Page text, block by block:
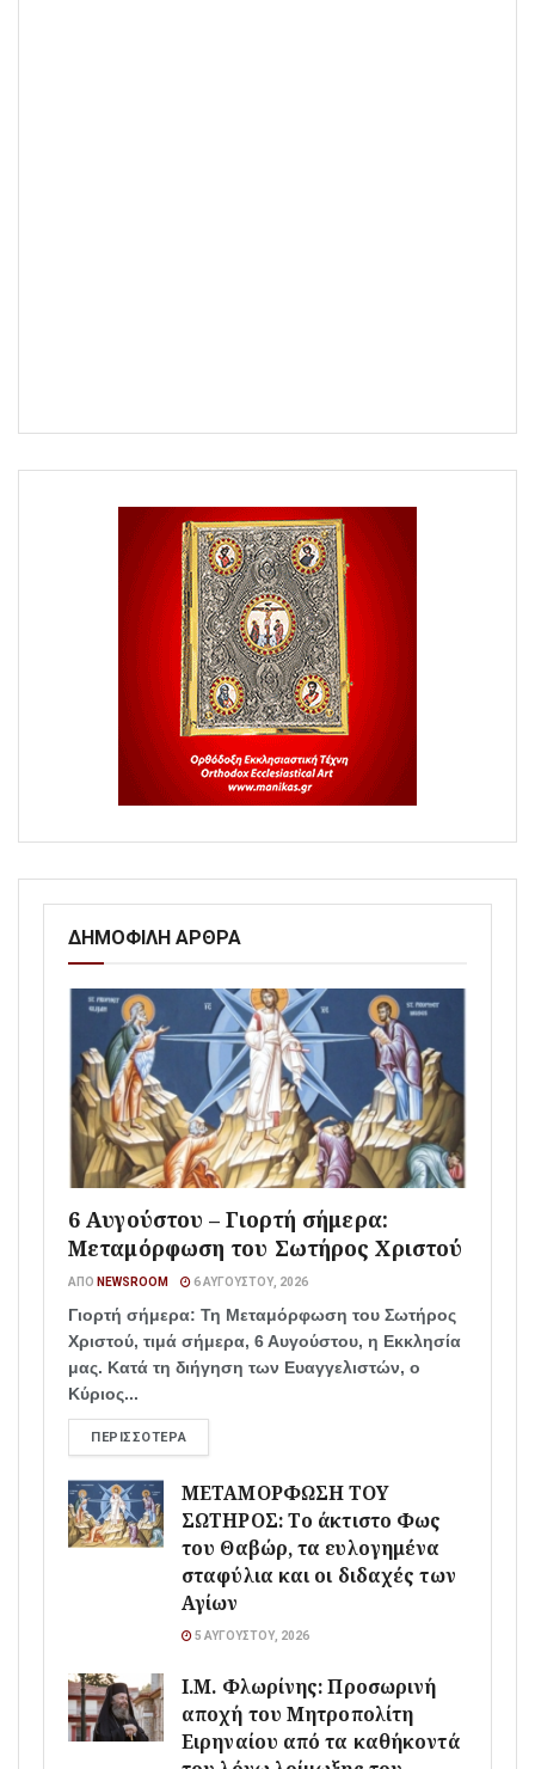
ΔΗΜΟΦΙΛΗ ΑΡΘΡΑ
6 Αυγούστου – Γιορτή σήμερα:
Μεταμόρφωση του Σωτήρος Χριστού
ΑΠΌ NEWSROOM 6 ΑΥΓΟΎΣΤΟΥ, 2026
Γιορτή σήμερα: Τη Μεταμόρφωση του Σωτήρος
Χριστού, τιμά σήμερα, 6 Αυγούστου, η Εκκλησία
μας. Κατά τη διήγηση των Ευαγγελιστών, ο
Κύριος...
ΠΕΡΙΣΣΌΤΕΡΑ
ΜΕΤΑΜΟΡΦΩΣΗ ΤΟΥ
ΣΩΤΗΡΟΣ: Το άκτιστο Φως
του Θαβώρ, τα ευλογημένα
σταφύλια και οι διδαχές των
Αγίων
5 ΑΥΓΟΎΣΤΟΥ, 2026
Ι.Μ. Φλωρίνης: Προσωρινή
αποχή του Μητροπολίτη
Ειρηναίου από τα καθήκοντά